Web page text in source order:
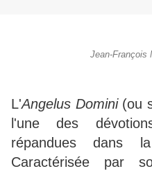
Jean-François
L'Angelus Domini(ou
l'une des
répandues dans
Caractérisée par